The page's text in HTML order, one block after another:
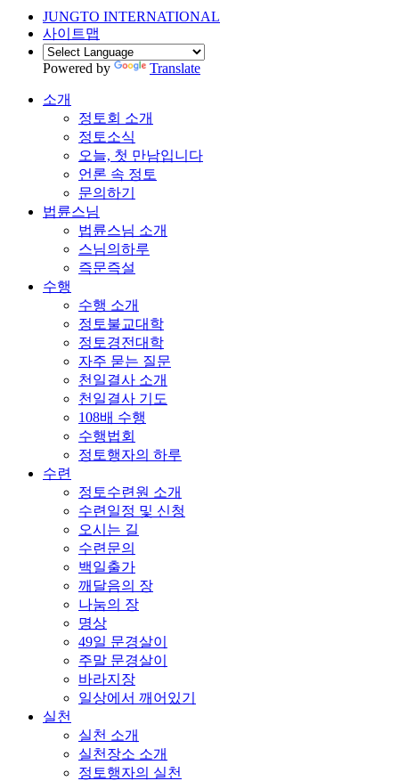
JUNGTO INTERNATIONAL
사이트맵
Powered by Translate
소개
정토회 소개
정토소식
오늘, 첫 만남입니다
언론 속 정토
문의하기
법륜스님
법륜스님 소개
스님의하루
즉문즉설
수행
수행 소개
정토불교대학
정토경전대학
자주 묻는 질문
천일결사 소개
천일결사 기도
108배 수행
수행법회
정토행자의 하루
수련
정토수련원 소개
수련일정 및 신청
오시는 길
수련문의
백일출가
깨달음의 장
나눔의 장
명상
49일 문경살이
주말 문경살이
바라지장
일상에서 깨어있기
실천
실천 소개
실천장소 소개
정토행자의 실천